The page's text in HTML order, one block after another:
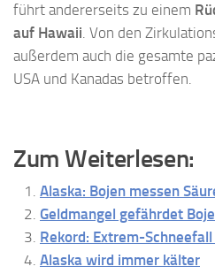
führt andererseits zu einem
auf Hawaii. Von den
außerdem auch die gesamte
USA und Kanadas betroffen.
Zum Weiterlesen:
Alaska: Bojen messen
Geldmangel gefährdet
Rekord: Extrem-Schneefall
Alaska wird immer kälter